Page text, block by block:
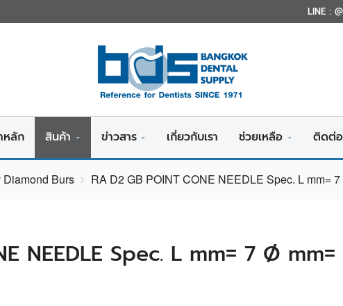
LINE :
หลัก สินค้า ข่าวสาร เกี่ยวกับเรา ช่วยเหลือ ติดต่อ
Diamond Burs RA D2 GB POINT CONE NEEDLE Spec. L mm=
NEEDLE Spec. L mm= 7 Ø mm=